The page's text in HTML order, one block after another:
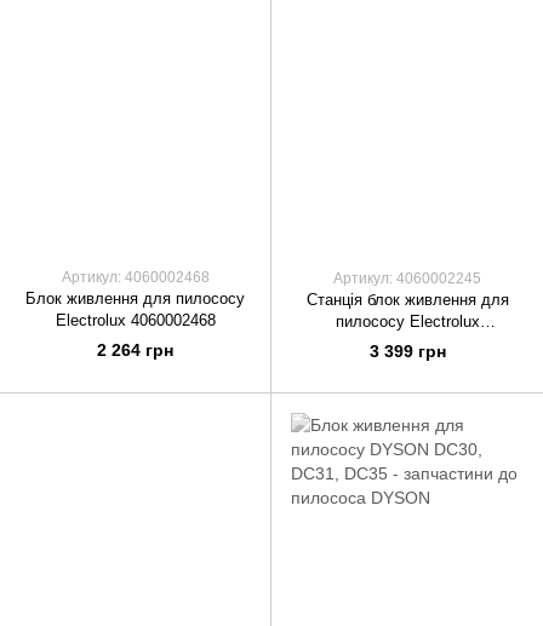
Артикул: 4060002468
Блок живлення для пилососу
Electrolux 4060002468
2 264 грн
Артикул: 4060002245
Станція блок живлення для
пилососу Electrolux
4060002245
3 399 грн